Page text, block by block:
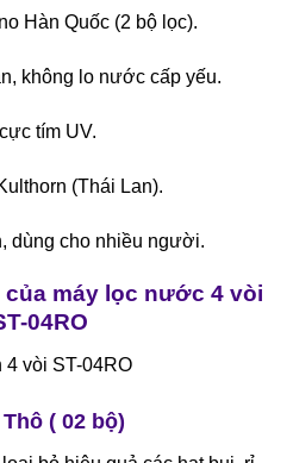
Hàn Quốc (2 bộ lọc).
không lo nước cấp yếu.
tím UV.
(Thái Lan).
dùng cho nhiều người.
của máy lọc nước 4 vòi
04RO
( 02 bộ)